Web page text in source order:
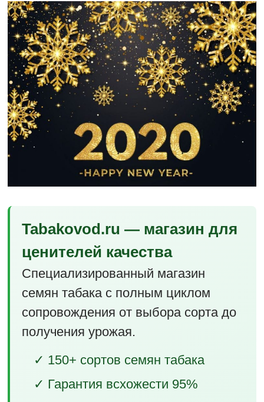
Tabakovod.ru — магазин для
ценителей качества
Специализированный магазин
семян табака с полным циклом
сопровождения от выбора сорта до
получения урожая.
✓ 150+ сортов семян табака
✓ Гарантия всхожести 95%